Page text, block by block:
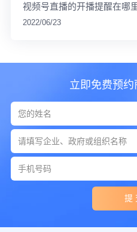
视频号直播的开播提醒在哪
2022/06/23
立即免费预
提